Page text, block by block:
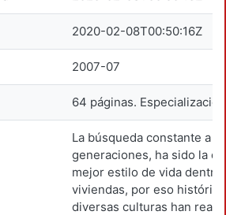
2020-02-08T00:50:16Z
2007-07
64 páginas.
La búsqueda constante a
generaciones, ha sido la
mejor estilo de vida dentro
viviendas, por eso
diversas culturas han